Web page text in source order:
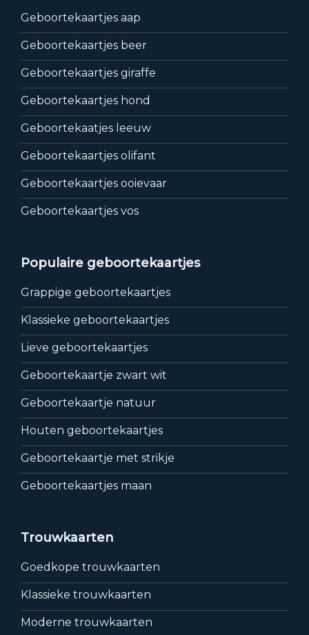
Geboortekaartjes aap
Geboortekaartjes beer
Geboortekaartjes giraffe
Geboortekaartjes hond
Geboortekaatjes leeuw
Geboortekaartjes olifant
Geboortekaartjes ooievaar
Geboortekaartjes vos
Populaire geboortekaartjes
Grappige geboortekaartjes
Klassieke geboortekaartjes
Lieve geboortekaartjes
Geboortekaartje zwart wit
Geboortekaartje natuur
Houten geboortekaartjes
Geboortekaartje met strikje
Geboortekaartjes maan
Trouwkaarten
Goedkope trouwkaarten
Klassieke trouwkaarten
Moderne trouwkaarten